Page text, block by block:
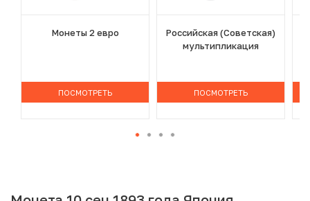
Монеты 2 евро
ПОСМОТРЕТЬ
Российская (Советская)
мультипликация
ПОСМОТРЕТЬ